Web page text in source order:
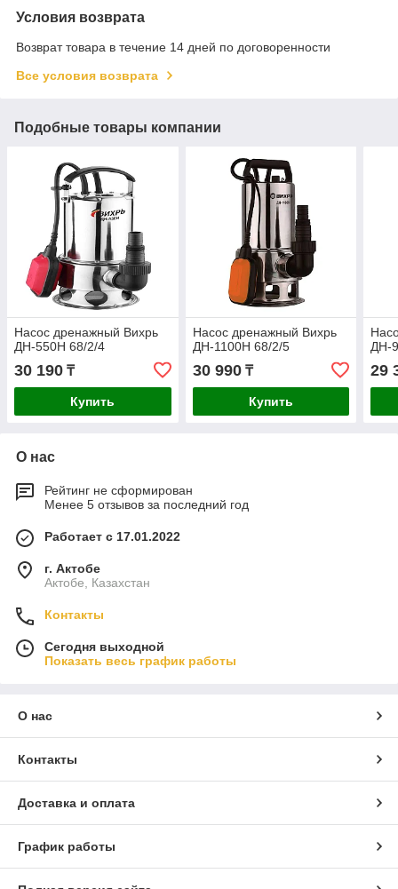
Условия возврата
Возврат товара в течение 14 дней по договоренности
Все условия возврата
Подобные товары компании
Насос дренажный Вихрь
ДН-550Н 68/2/4
30 190 ₸
Купить
Насос дренажный Вихрь
ДН-1100Н 68/2/5
30 990₸
Купить
ДН-
29
О нас
Рейтинг не сформирован
Менее 5 отзывов за последний год
Работает с 17.01.2022
г. Актобе
Актобе, Казахстан
Контакты
Сегодня выходной
Показать весь график работы
О нас
Контакты
Доставка и оплата
График работы